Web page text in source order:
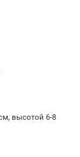
высотой 6-8